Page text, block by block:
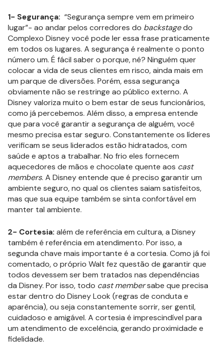
1- Segurança: “Segurança sempre vem em primeiro
lugar”- ao andar pelos corredores do backstagedo
Complexo Disney você pode ler essa frase praticamente
em todos os lugares. A segurança é realmente o ponto
número um. É fácil saber o porque, né? Ninguém quer
colocar a vida de seus clientes em risco, ainda mais em
um parque de diversões. Porém, essa segurança
obviamente não se restringe ao público externo. A
Disney valoriza muito o bem estar de seus funcionários,
como já percebemos. Além disso, a empresa entende
que para você garantir a segurança de alguém, você
mesmo precisa estar seguro. Constantemente os líderes
verificam se seus liderados estão hidratados, com
saúde e aptos a trabalhar. No frio eles fornecem
aquecedores de mãos e chocolate quente aos cast
members. A Disney entende que é preciso garantir um
ambiente seguro, no qual os clientes saiam satisfeitos,
mas que sua equipe também se sinta confortável em
manter tal ambiente.
2- Cortesia: além de referência em cultura, a Disney
também é referência em atendimento. Por isso, a
segunda chave mais importante é a cortesia. Como já foi
comentado, o próprio Walt fez questão de garantir que
todos devessem ser bem tratados nas dependências
da Disney. Por isso, todo cast membersabe que precisa
estar dentro do Disney Look (regras de conduta e
aparência), ou seja constantemente sorrir, ser gentil,
cuidadoso e amigável. A cortesia é imprescindível para
um atendimento de excelência, gerando proximidade e
fidelidade.